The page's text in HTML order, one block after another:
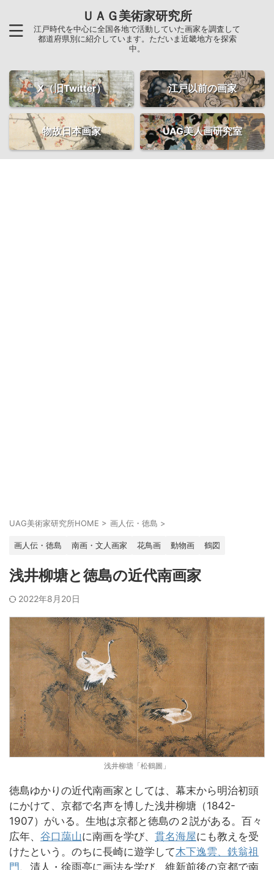
ＵＡＧ美術家研究所
江戸時代を中心に全国各地で活動していた画家を調査して
都道府県別に紹介しています。ただいま近畿地方を探索
中。
X（旧Twitter） 江戸以前の画家
物故日本画家 UAG美人画研究室
UAG美術家研究所HOME > 画人伝・徳島 >
画人伝・徳島 南画・文人画家 花鳥画 動物画 鶴図
浅井柳塘と徳島の近代南画家
2022年8月20日
浅井柳塘「松鶴圖」
徳島ゆかりの近代南画家としては、幕末から明治初頭
にかけて、京都で名声を博した浅井柳塘（1842-
1907）がいる。生地は京都と徳島の２説がある。百々
広年、 谷口藹山に南画を学び、 貫名海屋にも教えを受
けたという。のちに長崎に遊学して木下逸雲、鉄翁祖
門、清人・徐雨亭に画法を学び、維新前後の京都で南